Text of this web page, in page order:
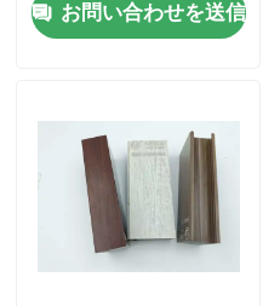
お問い合わせを送信